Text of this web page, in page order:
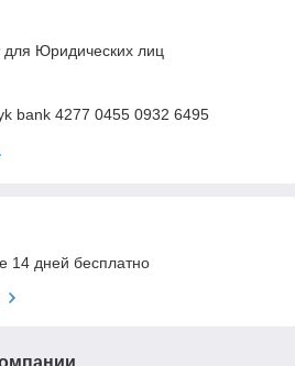
для Юридических лиц
bank 4277 0455 0932 6495
14 дней бесплатно